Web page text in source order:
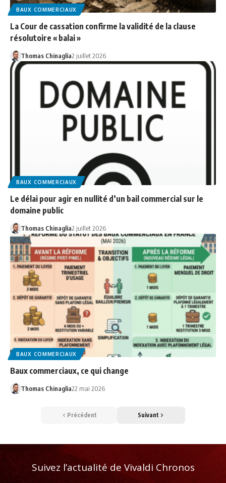
BAUX COMMERCIAUX
La Cour de cassation confirme la validité de la clause
résolutoire « balai »
Thomas Chinaglia2 juillet 2026
BAUX COMMERCIAUX
Le délai pour agir en nullité d’un bail commercial sur le
domaine public
Thomas Chinaglia2 juillet 2026
BAUX COMMERCIAUX
Baux commerciaux, ce qui change
Thomas Chinaglia22 mai 2026
Précédent Suivant
Suivez l’actualité de Vivaldi Chronos